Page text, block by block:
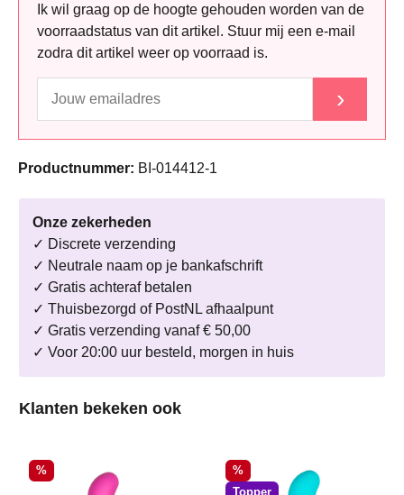
Ik wil graag op de hoogte gehouden worden van de
voorraadstatus van dit artikel. Stuur mij een e-mail
zodra dit artikel weer op voorraad is.
›
Productnummer: BI-014412-1
Onze zekerheden
✓ Discrete verzending
✓ Neutrale naam op je bankafschrift
✓ Gratis achteraf betalen
✓ Thuisbezorgd of PostNL afhaalpunt
✓ Gratis verzending vanaf € 50,00
✓ Voor 20:00 uur besteld, morgen in huis
Productgalerij overslaan
Klanten bekeken ook
Korting
% Korting
%
Topper